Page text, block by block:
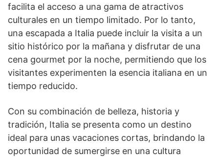
facilita el acceso a una gama de atractivos
culturales en un tiempo limitado. Por lo tanto,
una escapada a Italia puede incluir la visita a un
sitio histórico por la mañana y disfrutar de una
cena gourmet por la noche, permitiendo que los
visitantes experimenten la esencia italiana en un
tiempo reducido.
Con su combinación de belleza, historia y
tradición, Italia se presenta como un destino
ideal para unas vacaciones cortas, brindando la
oportunidad de sumergirse en una cultura